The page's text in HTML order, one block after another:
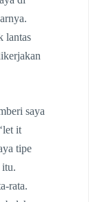
lantas
saya
it
tipe
itu.
rata.